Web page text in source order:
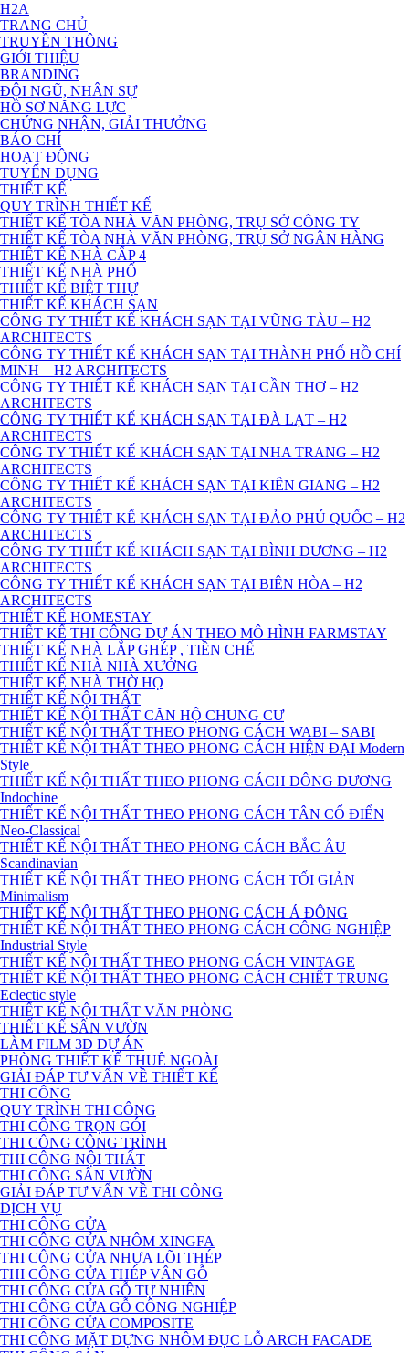
H2A
TRANG CHỦ
TRUYỀN THÔNG
GIỚI THIỆU
BRANDING
ĐỘI NGŨ, NHÂN SỰ
HỒ SƠ NĂNG LỰC
CHỨNG NHẬN, GIẢI THƯỞNG
BÁO CHÍ
HOẠT ĐỘNG
TUYỂN DỤNG
THIẾT KẾ
QUY TRÌNH THIẾT KẾ
THIẾT KẾ TÒA NHÀ VĂN PHÒNG, TRỤ SỞ CÔNG TY
THIẾT KẾ TÒA NHÀ VĂN PHÒNG, TRỤ SỞ NGÂN HÀNG
THIẾT KẾ NHÀ CẤP 4
THIẾT KẾ NHÀ PHỐ
THIẾT KẾ BIỆT THỰ
THIẾT KẾ KHÁCH SẠN
CÔNG TY THIẾT KẾ KHÁCH SẠN TẠI VŨNG TÀU – H2
ARCHITECTS
CÔNG TY THIẾT KẾ KHÁCH SẠN TẠI THÀNH PHỐ HỒ CHÍ
MINH – H2 ARCHITECTS
CÔNG TY THIẾT KẾ KHÁCH SẠN TẠI CẦN THƠ – H2
ARCHITECTS
CÔNG TY THIẾT KẾ KHÁCH SẠN TẠI ĐÀ LẠT – H2
ARCHITECTS
CÔNG TY THIẾT KẾ KHÁCH SẠN TẠI NHA TRANG – H2
ARCHITECTS
CÔNG TY THIẾT KẾ KHÁCH SẠN TẠI KIÊN GIANG – H2
ARCHITECTS
CÔNG TY THIẾT KẾ KHÁCH SẠN TẠI ĐẢO PHÚ QUỐC – H2
ARCHITECTS
CÔNG TY THIẾT KẾ KHÁCH SẠN TẠI BÌNH DƯƠNG – H2
ARCHITECTS
CÔNG TY THIẾT KẾ KHÁCH SẠN TẠI BIÊN HÒA – H2
ARCHITECTS
THIẾT KẾ HOMESTAY
THIẾT KẾ THI CÔNG DỰ ÁN THEO MÔ HÌNH FARMSTAY
THIẾT KẾ NHÀ LẮP GHÉP , TIỀN CHẾ
THIẾT KẾ NHÀ NHÀ XƯỞNG
THIẾT KẾ NHÀ THỜ HỌ
THIẾT KẾ NỘI THẤT
THIẾT KẾ NỘI THẤT CĂN HỘ CHUNG CƯ
THIẾT KẾ NỘI THẤT THEO PHONG CÁCH WABI – SABI
THIẾT KẾ NỘI THẤT THEO PHONG CÁCH HIỆN ĐẠI Modern
Style
THIẾT KẾ NỘI THẤT THEO PHONG CÁCH ĐÔNG DƯƠNG
Indochine
THIẾT KẾ NỘI THẤT THEO PHONG CÁCH TÂN CỔ ĐIỂN
Neo-Classical
THIẾT KẾ NỘI THẤT THEO PHONG CÁCH BẮC ÂU
Scandinavian
THIẾT KẾ NỘI THẤT THEO PHONG CÁCH TỐI GIẢN
Minimalism
THIẾT KẾ NỘI THẤT THEO PHONG CÁCH Á ĐÔNG
THIẾT KẾ NỘI THẤT THEO PHONG CÁCH CÔNG NGHIỆP
Industrial Style
THIẾT KẾ NỘI THẤT THEO PHONG CÁCH VINTAGE
THIẾT KẾ NỘI THẤT THEO PHONG CÁCH CHIẾT TRUNG
Eclectic style
THIẾT KẾ NỘI THẤT VĂN PHÒNG
THIẾT KẾ SÂN VƯỜN
LÀM FILM 3D DỰ ÁN
PHÒNG THIẾT KẾ THUÊ NGOÀI
GIẢI ĐÁP TƯ VẤN VỀ THIẾT KẾ
THI CÔNG
QUY TRÌNH THI CÔNG
THI CÔNG TRỌN GÓI
THI CÔNG CÔNG TRÌNH
THI CÔNG NỘI THẤT
THI CÔNG SÂN VƯỜN
GIẢI ĐÁP TƯ VẤN VỀ THI CÔNG
DỊCH VỤ
THI CÔNG CỬA
THI CÔNG CỬA NHÔM XINGFA
THI CÔNG CỬA NHỰA LÕI THÉP
THI CÔNG CỬA THÉP VÂN GỖ
THI CÔNG CỬA GỖ TỰ NHIÊN
THI CÔNG CỬA GỖ CÔNG NGHIỆP
THI CÔNG CỬA COMPOSITE
THI CÔNG MẶT DỰNG NHÔM ĐỤC LỖ ARCH FACADE